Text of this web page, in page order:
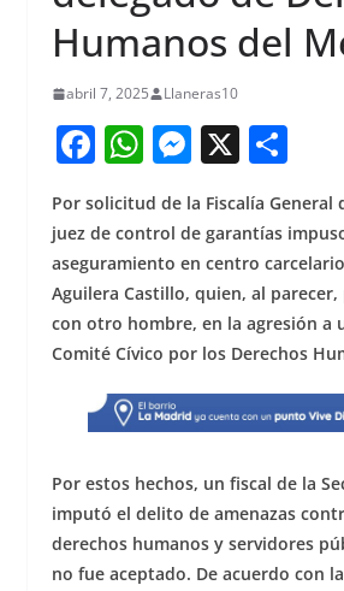
Humanos del
abril 7, 2025 Llaneras10
F
a
c
e
b
o
o
k
W
h
at
s
A
p
p
M
ss
e
n
g
er
X S
ar
e
Por solicitud de la Fiscalía General
juez de control de garantías
aseguramiento en centro
Aguilera Castillo, quien, al
con otro hombre, en la agresión a
Comité Cívico por los Derechos
Por estos hechos, un fiscal de la
imputó el delito de amenazas
derechos humanos y servidores
no fue aceptado. De acuerdo con